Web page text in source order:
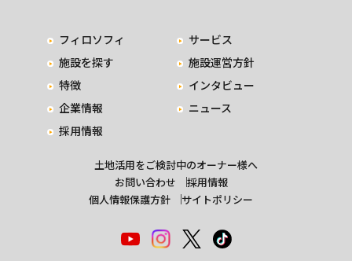
フィロソフィ
サービス
施設を探す
施設運営方針
特徴
インタビュー
企業情報
ニュース
採用情報
土地活用をご検討中のオーナー様へ
お問い合わせ
採用情報
個人情報保護方針
サイトポリシー